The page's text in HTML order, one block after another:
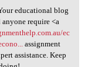
educational blog
require <a
ec
assignment
assistance. Keep